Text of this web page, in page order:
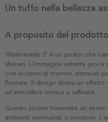
Un tuffo nella bellezza
A proposito del prodotto
'Watermade 2' è un poster che
sfumati. L'immagine astratta
con accenni di marroni attenuati
floreale. Il design sfrutta un
un'atmosfera onirica e raffinata.
Questo poster trasmette un
ambienti minimalisti o moderni.